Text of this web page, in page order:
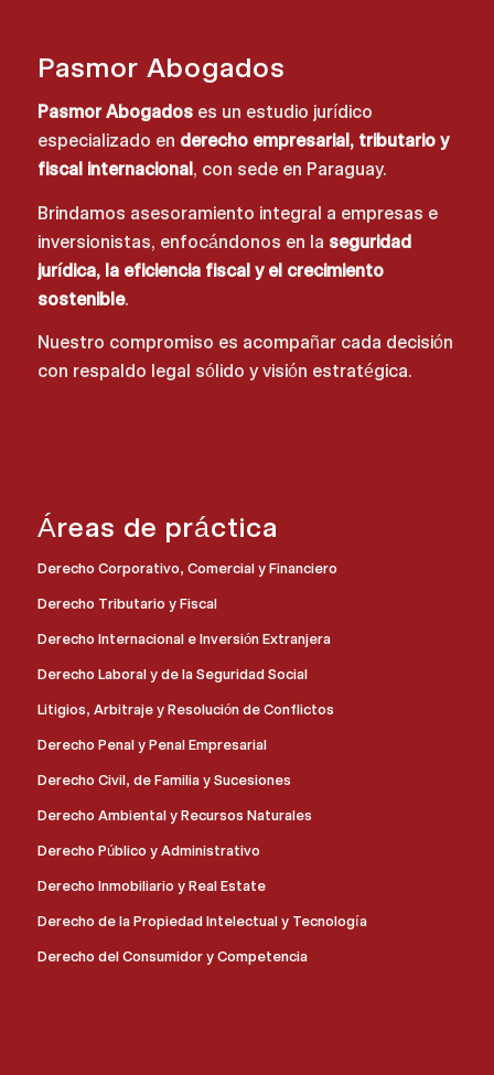
Pasmor Abogados
Pasmor Abogadoses un estudio jurídico
especializado en derecho empresarial, tributario y
fiscal internacional, con sede en Paraguay.
Brindamos asesoramiento integral a empresas e
inversionistas, enfocándonos en la seguridad
jurídica, la eficiencia fiscal y el crecimiento
sostenible.
Nuestro compromiso es acompañar cada decisión
con respaldo legal sólido y visión estratégica.
Áreas de práctica
Derecho Corporativo, Comercial y Financiero
Derecho Tributario y Fiscal
Derecho Internacional e Inversión Extranjera
Derecho Laboral y de la Seguridad Social
Litigios, Arbitraje y Resolución de Conflictos
Derecho Penal y Penal Empresarial
Derecho Civil, de Familia y Sucesiones
Derecho Ambiental y Recursos Naturales
Derecho Público y Administrativo
Derecho Inmobiliario y Real Estate
Derecho de la Propiedad Intelectual y Tecnología
Derecho del Consumidor y Competencia